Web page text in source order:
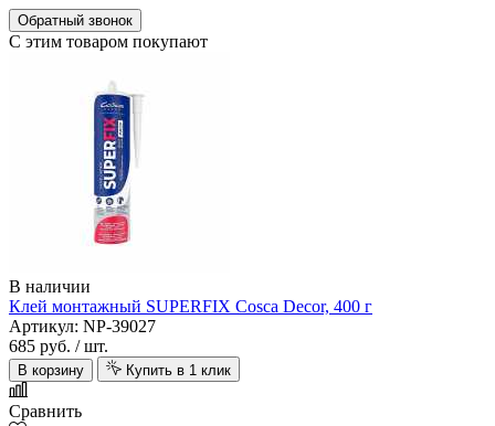
Обратный звонок
С этим товаром покупают
В наличии
Клей монтажный SUPERFIX Cosca Decor, 400 г
Артикул: NP-39027
685 руб. / шт.
В корзину Купить в 1 клик
Сравнить